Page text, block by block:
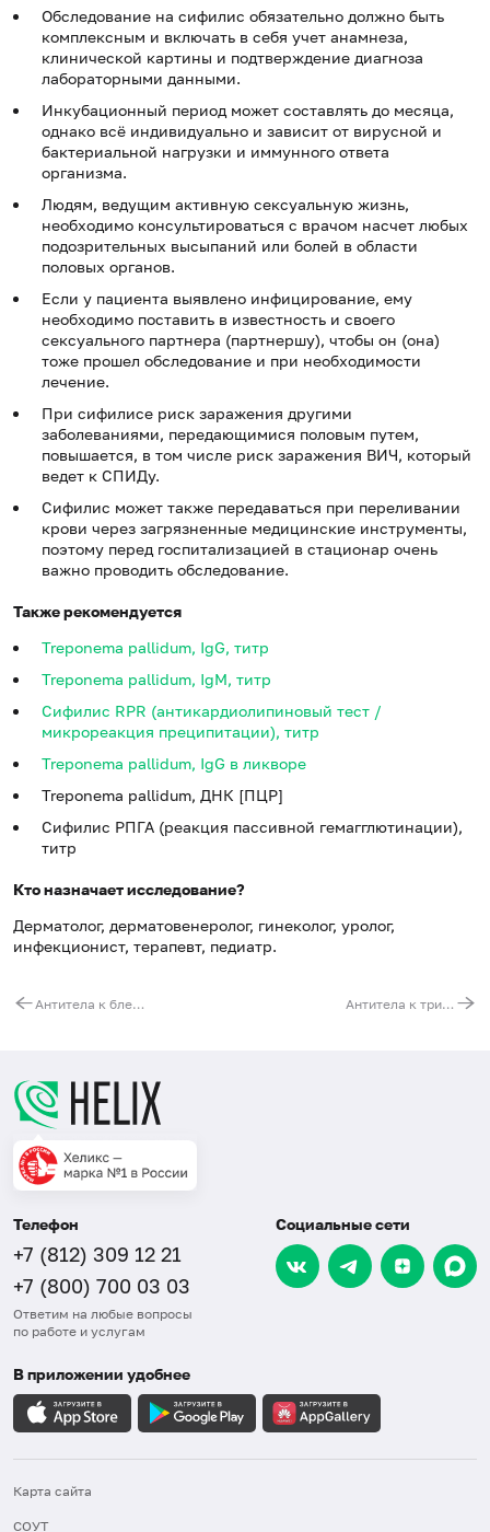
Обследование на сифилис обязательно должно быть
комплексным и включать в себя учет анамнеза,
клинической картины и подтверждение диагноза
лабораторными данными.
Инкубационный период может составлять до месяца,
однако всё индивидуально и зависит от вирусной и
бактериальной нагрузки и иммунного ответа
организма.
Людям, ведущим активную сексуальную жизнь,
необходимо консультироваться с врачом насчет любых
подозрительных высыпаний или болей в области
половых органов.
Если у пациента выявлено инфицирование, ему
необходимо поставить в известность и своего
сексуального партнера (партнершу), чтобы он (она)
тоже прошел обследование и при необходимости
лечение.
При сифилисе риск заражения другими
заболеваниями, передающимися половым путем,
повышается, в том числе риск заражения ВИЧ, который
ведет к СПИДу.
Сифилис может также передаваться при переливании
крови через загрязненные медицинские инструменты,
поэтому перед госпитализацией в стационар очень
важно проводить обследование.
Также рекомендуется
Treponema pallidum, IgG, титр
Treponema pallidum, IgM, титр
Сифилис RPR (антикардиолипиновый тест /
микрореакция преципитации), титр
Treponema pallidum, IgG в ликворе
Treponema pallidum, ДНК [ПЦР]
Сифилис РПГА (реакция пассивной гемагглютинации),
титр
Кто назначает исследование?
Дерматолог, дерматовенеролог, гинеколог, уролог,
инфекционист, терапевт, педиатр.
Антитела к бледной трепонеме (Treponema pallidum, IgM), титр Антитела к трихинелле (Trichinella, IgG)
Телефон
+7 (812) 309 12 21
+7 (800) 700 03 03
Ответим на любые вопросы
по работе и услугам
Социальные сети
В приложении удобнее
Карта сайта
СОУТ